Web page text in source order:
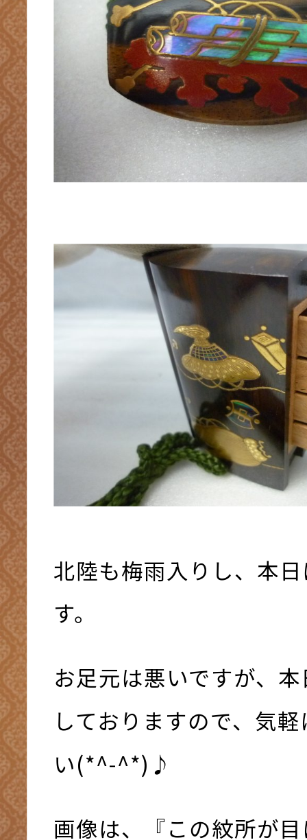
北陸も梅雨入りし、本
す。
お足元は悪いですが、
しておりますので、気
い(*^-^*)♪
画像は、『この紋所が